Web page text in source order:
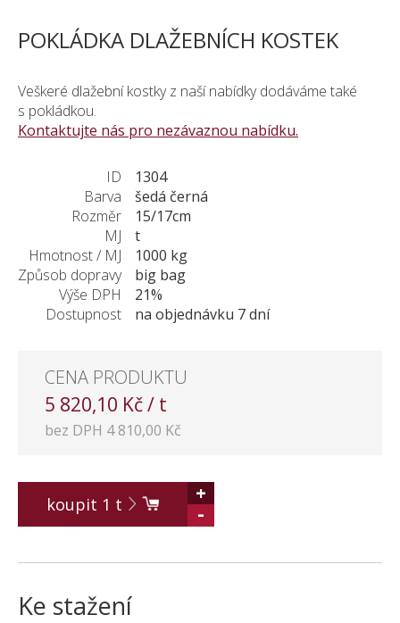
POKLÁDKA DLAŽEBNÍCH KOSTEK
Veškeré dlažební kostky z naší nabídky dodáváme také
s pokládkou.
Kontaktujte nás pro nezávaznou nabídku.
ID
1304
Barva
šedá černá
Rozměr
15/17cm
MJ
t
Hmotnost / MJ
1000 kg
Způsob dopravy
big bag
Výše DPH
21%
Dostupnost
na objednávku 7 dní
CENA PRODUKTU
5 820,10 Kč / t
bez DPH 4 810,00 Kč
koupit 1 t
+
-
Ke stažení